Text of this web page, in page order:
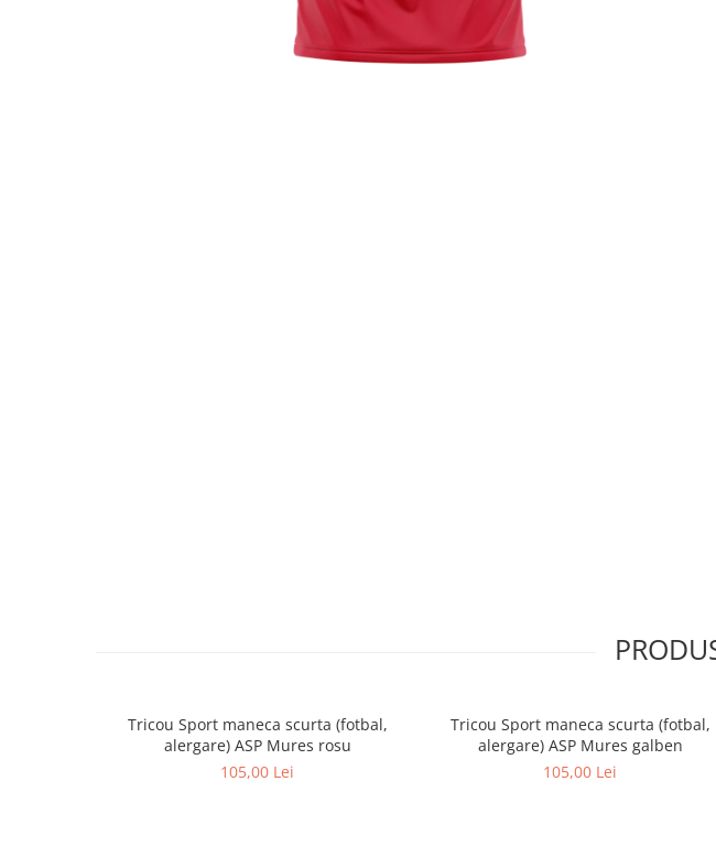
Tricou Sport maneca scurta (fotbal,
alergare) ASP Mures rosu
105,00 Lei
Tricou Sport maneca scurta (fotbal,
alergare) ASP Mures galben
105,00 Lei